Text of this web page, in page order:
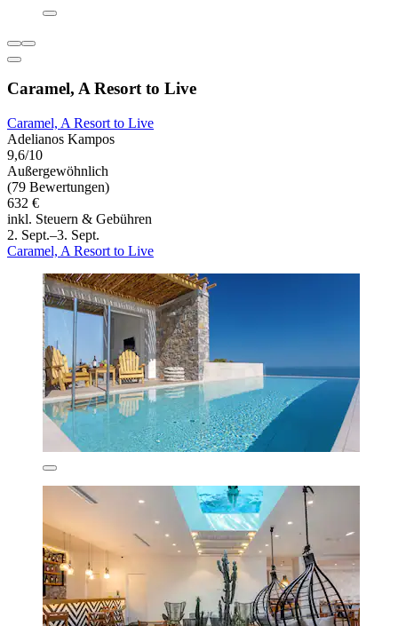
Caramel, A Resort to Live
Caramel, A Resort to Live
Adelianos Kampos
9,6/10
Außergewöhnlich
(79 Bewertungen)
632 €
inkl. Steuern & Gebühren
2. Sept.–3. Sept.
Caramel, A Resort to Live